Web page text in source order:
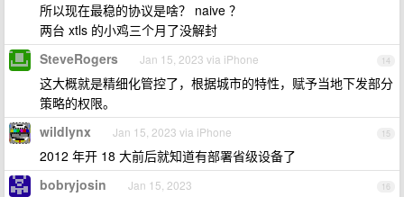
所以现在最稳的协议是啥？ naive ？
两台 xtls 的小鸡三个月了没解封
14
SteveRogers Jan 15, 2023 via iPhone
这大概就是精细化管控了，根据城市的特性，赋予当地下发部分
策略的权限。
15
wildlynx Jan 15, 2023 via iPhone
2012 年开 18 大前后就知道有部署省级设备了
16
bobryjosin Jan 15, 2023